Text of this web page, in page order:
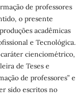
de professores
o presente
acadêmicas
e Tecnológica.
cienciométrico,
de Teses e
de professores” e
sido escritos no